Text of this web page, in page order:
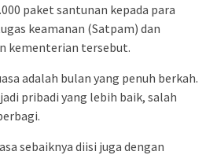
paket santunan kepada para
keamanan (Satpam) dan
kementerian tersebut.
adalah bulan yang penuh berkah.
pribadi yang lebih baik, salah
sebaiknya diisi juga dengan